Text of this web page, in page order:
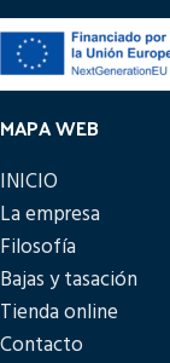
MAPA WEB
INICIO
La empresa
Filosofía
Bajas y tasación
Tienda online
Contacto